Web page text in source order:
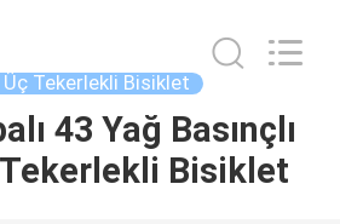
Üç Tekerlekli Bisiklet
43 Yağ Basınçlı
Bisiklet